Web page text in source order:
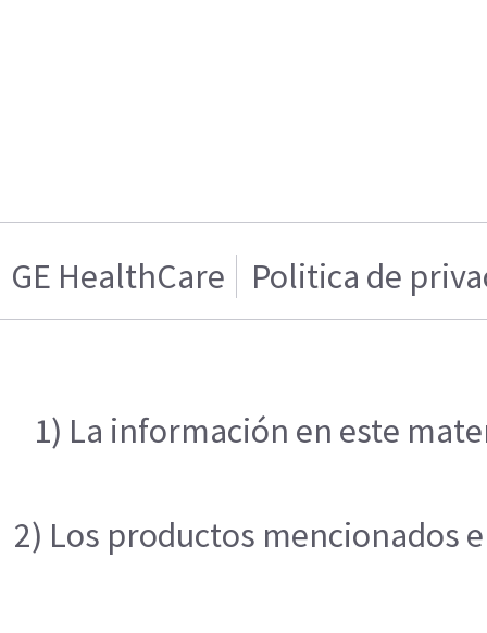
GE HealthCare Politica de
1) La información en este
2) Los productos mencionados